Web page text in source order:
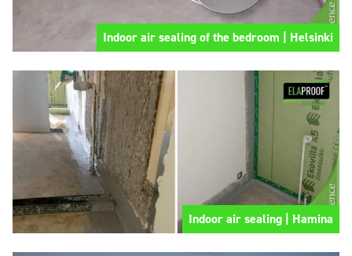
Indoor air sealing of the bedroom | Helsinki
Indoor air sealing | Hamina